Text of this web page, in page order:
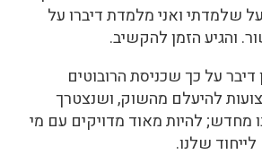
שלמדתי ואני מלמדת דיברו על
והגיע הזמן להקשיב.
על כך שכניסת הרובוטים
להיעלם מהשוק, ושנצטרך
מחדש; להיות מאוד מדויקים עם מי
שלנו.